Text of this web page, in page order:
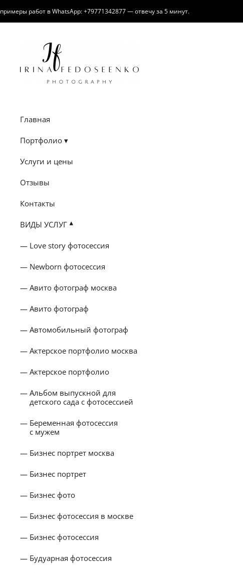
Главная
Портфолио
Услуги и цены
Отзывы
Контакты
ВИДЫ УСЛУГ
Love story фотосессия
Newborn фотосессия
Авито фотограф москва
Авито фотограф
Автомобильный фотограф
Актерское портфолио москва
Актерское портфолио
Альбом выпускной для
детского сада с фотосессией
Беременная фотосессия
с мужем
Бизнес портрет москва
Бизнес портрет
Бизнес фото
Бизнес фотосессия в москве
Бизнес фотосессия
Будуарная фотосессия
работ в WhatsApp: +79771342877 — отвечу за 5 минут.